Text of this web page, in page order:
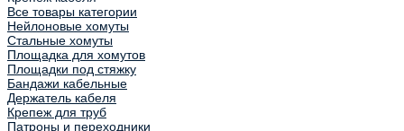
Все товары категории
Нейлоновые хомуты
Стальные хомуты
Площадка для хомутов
Площадки под стяжку
Бандажи кабельные
Держатель кабеля
Крепеж для труб
Патроны и переходники